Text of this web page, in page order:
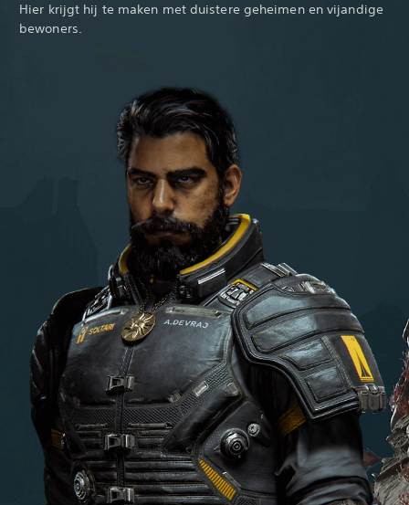
Hier krijgt hij te maken met duistere geheimen en vijandige
bewoners.